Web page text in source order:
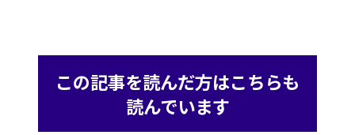
この記事を読んだ方はこちらも
読んでいます